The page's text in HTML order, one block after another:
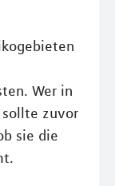
Wer in
sollte zuvor
sie die